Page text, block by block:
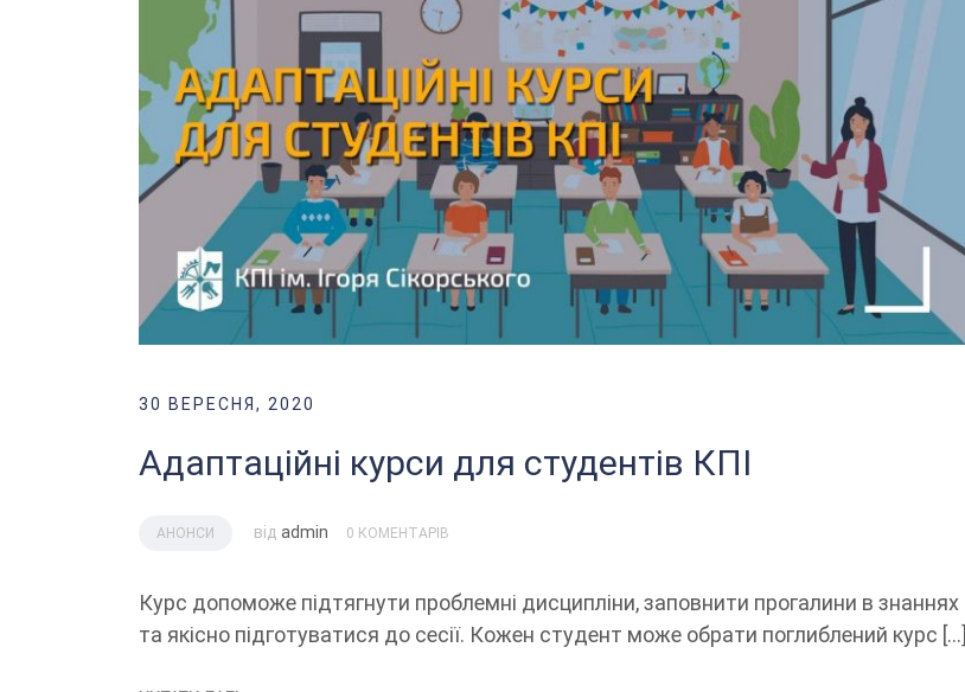
30 ВЕРЕСНЯ, 2020
Адаптаційні курси для студентів КПІ
АНОНСИ від admin 0 КОМЕНТАРІВ
Курс допоможе підтягнути проблемні дисципліни, заповнити прогалини в знаннях
та якісно підготуватися до сесії. Кожен студент може обрати поглиблений курс […]